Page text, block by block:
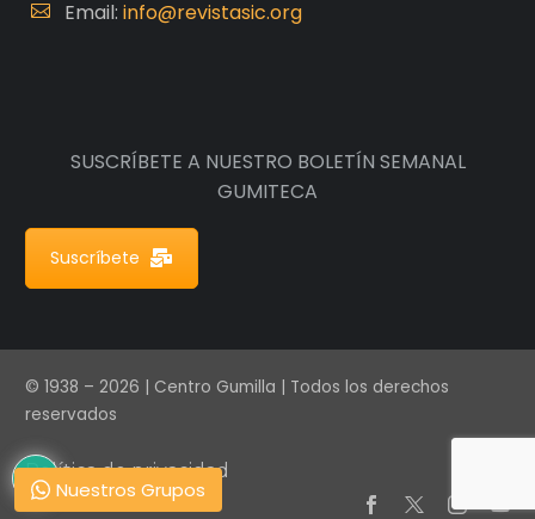
Email: info@revistasic.org
SUSCRÍBETE A NUESTRO BOLETÍN SEMANAL
GUMITECA
Suscríbete
© 1938 – 2026 | Centro Gumilla | Todos los derechos
reservados
Política de privacidad
Nuestros Grupos